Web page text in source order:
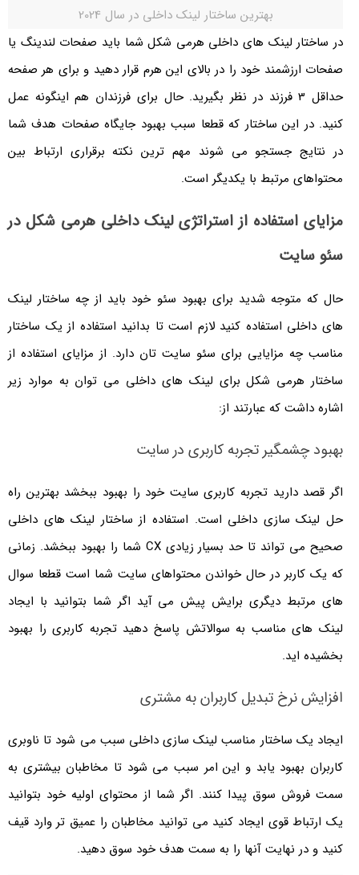
بهترین ساختار لینک داخلی در سال 2024
در ساختار لینک های داخلی هرمی شکل شما باید صفحات لندینگ یا
صفحات ارزشمند خود را در بالای این هرم قرار دهید و برای هر صفحه
حداقل 3 فرزند در نظر بگیرید. حال برای فرزندان هم اینگونه عمل
کنید. در این ساختار که قطعا سبب بهبود جایگاه صفحات هدف شما
در نتایج جستجو می شوند مهم ترین نکته برقراری ارتباط بین
محتواهای مرتبط با یکدیگر است.
مزایای استفاده از استراتژی لینک داخلی هرمی شکل در
سئو سایت
حال که متوجه شدید برای بهبود سئو خود باید از چه ساختار لینک
های داخلی استفاده کنید لازم است تا بدانید استفاده از یک ساختار
مناسب چه مزایایی برای سئو سایت تان دارد. از مزایای استفاده از
ساختار هرمی شکل برای لینک های داخلی می توان به موارد زیر
اشاره داشت که عبارتند از:
بهبود چشمگیر تجربه کاربری در سایت
اگر قصد دارید تجربه کاربری سایت خود را بهبود ببخشد بهترین راه
حل لینک سازی داخلی است. استفاده از ساختار لینک های داخلی
صحیح می تواند تا حد بسیار زیادی CX شما را بهبود ببخشد. زمانی
که یک کاربر در حال خواندن محتواهای سایت شما است قطعا سوال
های مرتبط دیگری برایش پیش می آید اگر شما بتوانید با ایجاد
لینک های مناسب به سوالاتش پاسخ دهید تجربه کاربری را بهبود
بخشیده اید.
افزایش نرخ تبدیل کاربران به مشتری
ایجاد یک ساختار مناسب لینک سازی داخلی سبب می شود تا ناوبری
کاربران بهبود یابد و این امر سبب می شود تا مخاطبان بیشتری به
سمت فروش سوق پیدا کنند. اگر شما از محتوای اولیه خود بتوانید
یک ارتباط قوی ایجاد کنید می توانید مخاطبان را عمیق تر وارد قیف
کنید و در نهایت آنها را به سمت هدف خود سوق دهید.